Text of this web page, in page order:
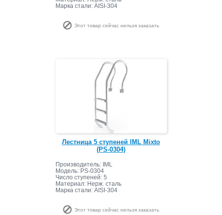
Марка стали: AISI-304
Этот товар сейчас нельзя заказать
Лестница 5 ступеней IML Mixto
(PS-0304)
Производитель: IML
Модель: PS-0304
Число ступеней: 5
Материал: Нерж. сталь
Марка стали: AISI-304
Этот товар сейчас нельзя заказать